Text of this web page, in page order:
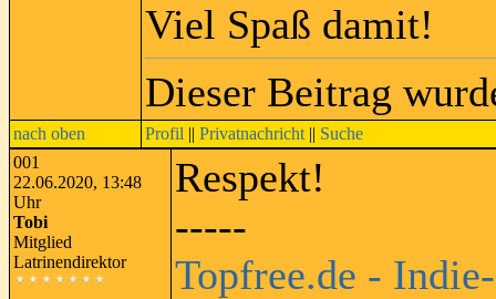
Viel Spaß damit!
Dieser Beitrag
nach oben Profil || Privatnachricht || Suche
001
22.06.2020, 13:48
Uhr
Tobi
Mitglied
Latrinendirektor
Respekt!
-----
Topfree.de -